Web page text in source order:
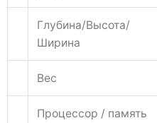
Глубина/Высота/
Ширина
Вес
Процессор / память